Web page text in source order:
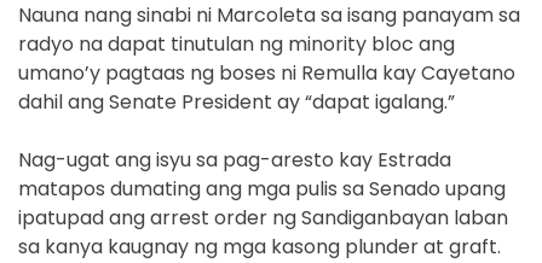
Nauna nang sinabi ni Marcoleta sa isang panayam sa
radyo na dapat tinutulan ng minority bloc ang
umano’y pagtaas ng boses ni Remulla kay Cayetano
dahil ang Senate President ay “dapat igalang.”
Nag-ugat ang isyu sa pag-aresto kay Estrada
matapos dumating ang mga pulis sa Senado upang
ipatupad ang arrest order ng Sandiganbayan laban
sa kanya kaugnay ng mga kasong plunder at graft.